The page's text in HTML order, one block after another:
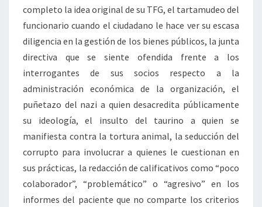
completo la idea original de su TFG, el tartamudeo del
funcionario cuando el ciudadano le hace ver su escasa
diligencia en la gestión de los bienes públicos, la junta
directiva que se siente ofendida frente a los
interrogantes de sus socios respecto a la
administración económica de la organización, el
puñetazo del nazi a quien desacredita públicamente
su ideología, el insulto del taurino a quien se
manifiesta contra la tortura animal, la seducción del
corrupto para involucrar a quienes le cuestionan en
sus prácticas, la redacción de calificativos como “poco
colaborador”, “problemático” o “agresivo” en los
informes del paciente que no comparte los criterios